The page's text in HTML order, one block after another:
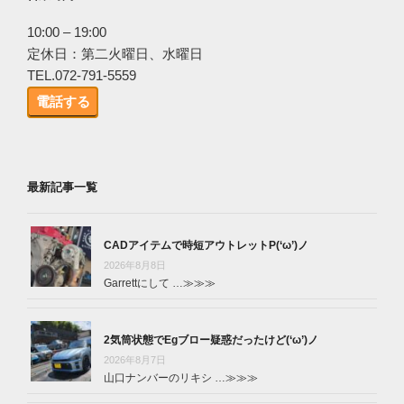
10:00 – 19:00
定休日：第二火曜日、水曜日
TEL.072-791-5559
電話する
最新記事一覧
CADアイテムで時短アウトレットP(‘ω’)ノ
2026年8月8日
Garrettにして … ≫≫≫
2気筒状態でEgブロー疑惑だったけど(‘ω’)ノ
2026年8月7日
山口ナンバーのリキシ … ≫≫≫